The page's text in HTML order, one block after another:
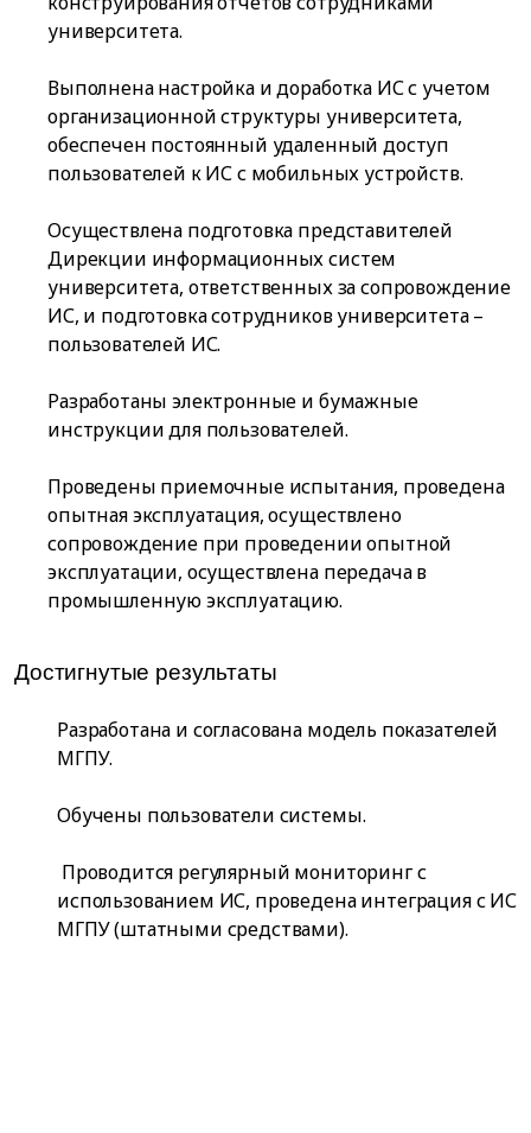
университета.
Выполнена настройка и доработка ИС с учетом
организационной структуры университета,
обеспечен постоянный удаленный доступ
пользователей к ИС с мобильных устройств.
Осуществлена подготовка представителей
Дирекции информационных систем
университета, ответственных за сопровождение
ИС, и подготовка сотрудников университета –
пользователей ИС.
Разработаны электронные и бумажные
инструкции для пользователей.
Проведены приемочные испытания, проведена
опытная эксплуатация, осуществлено
сопровождение при проведении опытной
эксплуатации, осуществлена передача в
промышленную эксплуатацию.
Достигнутые результаты
Разработана и согласована модель показателей
МГПУ.
Обучены пользователи системы.
Проводится регулярный мониторинг с
использованием ИС, проведена интеграция с ИС
МГПУ (штатными средствами).